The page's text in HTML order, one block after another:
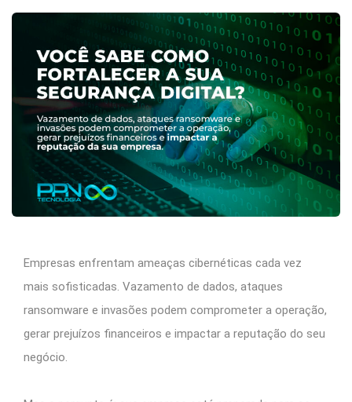
Empresas enfrentam ameaças cibernéticas cada vez
mais sofisticadas. Vazamento de dados, ataques
ransomware e invasões podem comprometer a operação,
gerar prejuízos financeiros e impactar a reputação do seu
negócio.